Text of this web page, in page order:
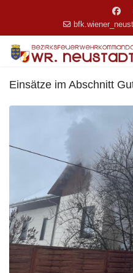
Einsätze im Abschnitt